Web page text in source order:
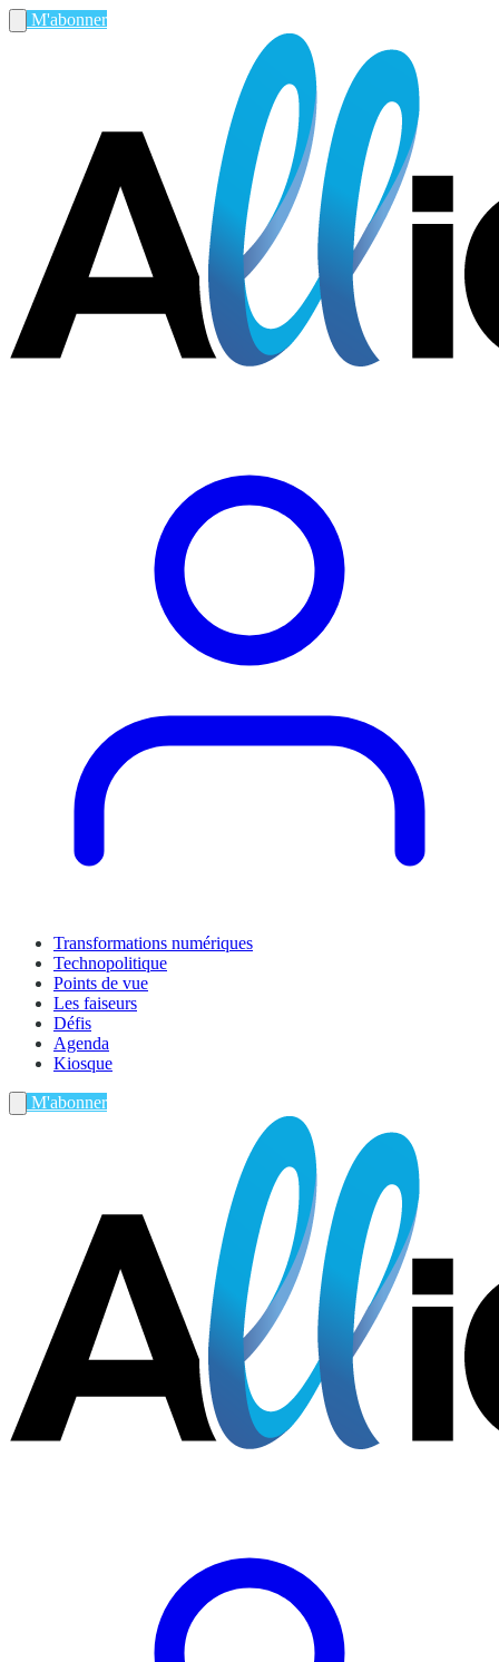
M'abonner
Transformations numériques
Technopolitique
Points de vue
Les faiseurs
Défis
Agenda
Kiosque
M'abonner